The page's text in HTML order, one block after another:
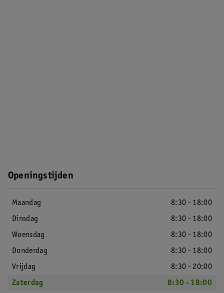
Openingstijden
Maandag
8:30 - 18:00
Dinsdag
8:30 - 18:00
Woensdag
8:30 - 18:00
Donderdag
8:30 - 18:00
Vrijdag
8:30 - 20:00
Zaterdag
8:30 - 18:00